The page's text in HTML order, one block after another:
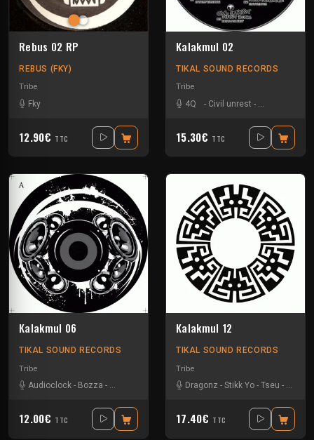
Rebus 02 RP
REBUS (FKY)
Tribe
Fky
12.90€ TTC
Kalakmul 02
TIKAL SOUND RECORDS
Tribe
4Q
- Civil unrest - Matte Olstad
15.30€ TTC
Kalakmul 06
TIKAL SOUND RECORDS
Tribe
Audioclock - Bozza - Damage Circuits -Disakortex -Kesh- Kindaaz -
12.00€ TTC
Kalakmul 12
TIKAL SOUND RECORDS
Tribe
Dragonz - Stikk Yo - Tseu -
17.40€ TTC